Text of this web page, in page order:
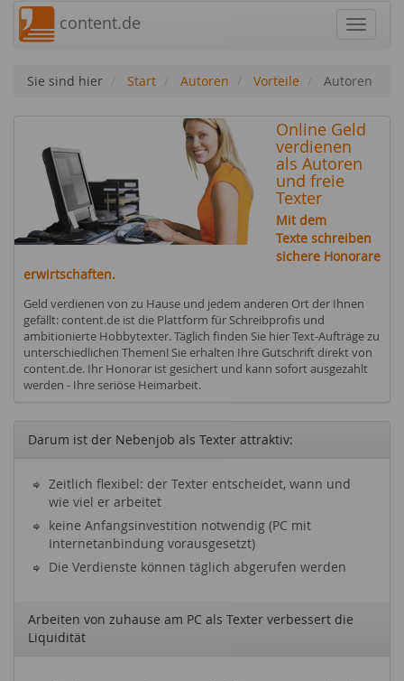
content.de
Sie sind hier Start Autoren Vorteile Autoren
Online Geld
verdienen
als Autoren
und freie
Texter
Mit dem
Texte schreiben
sichere Honorare
erwirtschaften.
Geld verdienen von zu Hause und jedem anderen Ort der Ihnen
gefällt: content.de ist die Plattform für Schreibprofis und
ambitionierte Hobbytexter. Täglich finden Sie hier Text-Aufträge zu
unterschiedlichen Themen! Sie erhalten Ihre Gutschrift direkt von
content.de. Ihr Honorar ist gesichert und kann sofort ausgezahlt
werden - Ihre seriöse Heimarbeit.
Darum ist der Nebenjob als Texter attraktiv:
Zeitlich flexibel: der Texter entscheidet, wann und
wie viel er arbeitet
keine Anfangsinvestition notwendig (PC mit
Internetanbindung vorausgesetzt)
Die Verdienste können täglich abgerufen werden
Arbeiten von zuhause am PC als Texter verbessert die
Liquidität